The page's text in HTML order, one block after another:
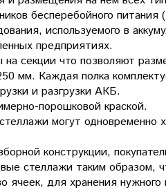
бесперебойного питания
используемого в
предприятиях.
секции что позволяют
мм. Каждая полка
и разгрузки АКБ.
порошковой краской.
могут одновременно
конструкции,
стеллажи таким образом,
ячеек, для хранения нужного